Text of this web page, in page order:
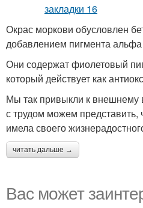
Окрас моркови обусловлен
добавлением пигмента альфа
Они содержат фиолетовый
который действует как
Мы так привыкли к внешнему
с трудом можем представить,
имела своего
читать дальше →
Вас может